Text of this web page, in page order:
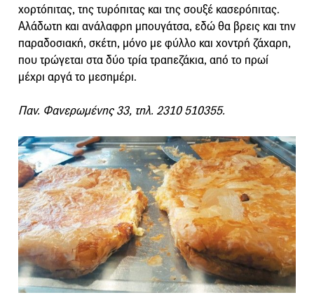
χορτόπιτας, της τυρόπιτας και της σουξέ κασερόπιτας.
Αλάδωτη και ανάλαφρη μπουγάτσα, εδώ θα βρεις και την
παραδοσιακή, σκέτη, μόνο με φύλλο και χοντρή ζάχαρη,
που τρώγεται στα δύο τρία τραπεζάκια, από το πρωί
μέχρι αργά το μεσημέρι.
Παν. Φανερωμένης 33, τηλ. 2310 510355.